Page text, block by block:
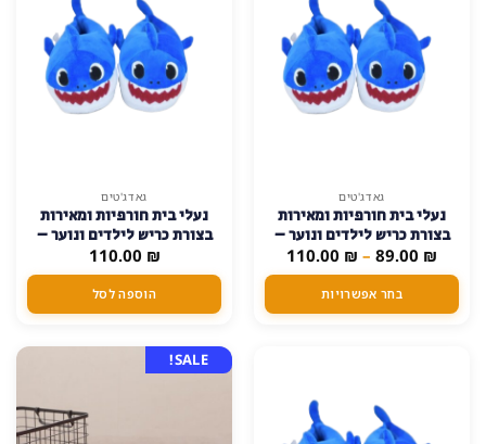
גאדג'טים
נעלי בית חורפיות ומאירות
בצורת כריש לילדים ונוער –
עשויות בד מחמם ונעים
89.00 ₪
–
110.00 ₪
מחירים:
בחר אפשרויות
זה
יש
מספר
ניתן
גאדג'טים
נעלי בית חורפיות ומאירות
בצורת כריש לילדים ונוער –
עשויות בד מחמם ונעים –
כחול, דגם-נוער-31-37
110.00 ₪
הוספה לסל
SALE!